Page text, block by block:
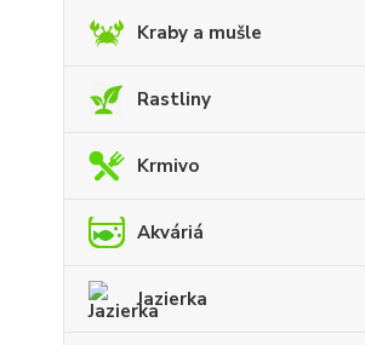
Kraby a mušle
Rastliny
Krmivo
Akváriá
Jazierka